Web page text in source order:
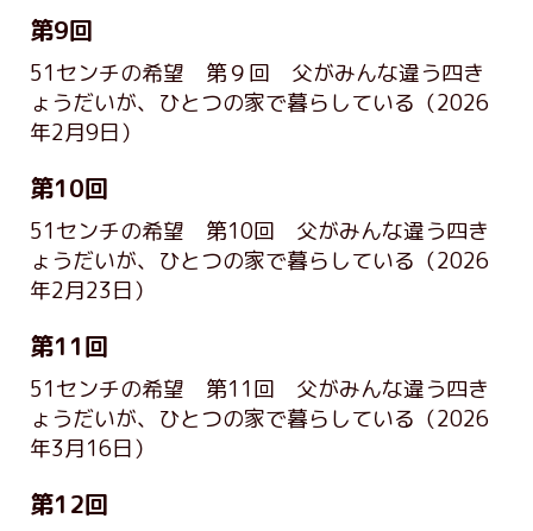
第9回
51センチの希望 第９回 父がみんな違う四き
ょうだいが、ひとつの家で暮らしている （2026
年2月9日）
第10回
51センチの希望 第10回 父がみんな違う四き
ょうだいが、ひとつの家で暮らしている （2026
年2月23日）
第11回
51センチの希望 第11回 父がみんな違う四き
ょうだいが、ひとつの家で暮らしている （2026
年3月16日）
第12回